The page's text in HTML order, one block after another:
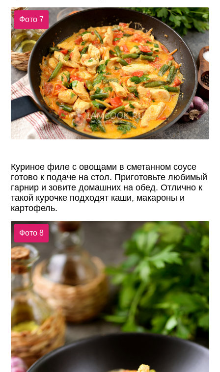
Фото 7
Куриное филе с овощами в сметанном соусе
готово к подаче на стол. Приготовьте любимый
гарнир и зовите домашних на обед. Отлично к
такой курочке подходят каши, макароны и
картофель.
Фото 8